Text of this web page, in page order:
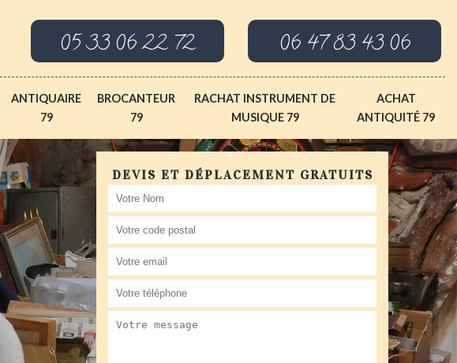
05 33 06 22 72 06 47 83 43 06
ANTIQUAIRE
79
BROCANTEUR
79
RACHAT INSTRUMENT DE
MUSIQUE 79
ACHAT
ANTIQUITÉ 79
DEVIS ET DÉPLACEMENT GRATUITS